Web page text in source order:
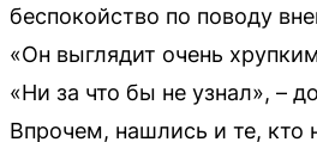
беспокойство по поводу
«Он выглядит очень
«Ни за что бы не узнал», –
Впрочем, нашлись и те, кто